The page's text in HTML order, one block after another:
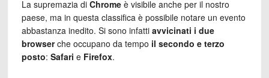
La supremazia di Chromeè visibile anche per il nostro
paese, ma in questa classifica è possibile notare un evento
abbastanza inedito. Si sono infatti avvicinati i due
browserche occupano da tempo il secondo e terzo
posto: Safari e Firefox.